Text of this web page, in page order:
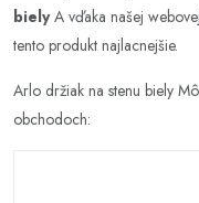
bielyA vďaka našej
tento produkt najlacnejšie.
Arlo držiak na stenu biely
obchodoch: